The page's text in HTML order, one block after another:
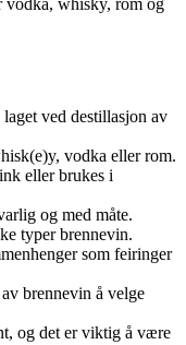
ved destillasjon av
vodka eller rom.
eller brukes i
og med måte.
typer brennevin.
som feiringer
brennevin å velge
og det er viktig å være